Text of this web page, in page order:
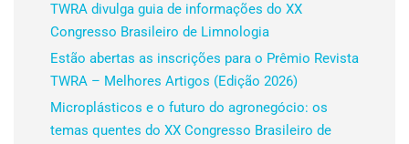
TWRA divulga guia de informações do XX
Congresso Brasileiro de Limnologia
Estão abertas as inscrições para o Prêmio Revista
TWRA – Melhores Artigos (Edição 2026)
Microplásticos e o futuro do agronegócio: os
temas quentes do XX Congresso Brasileiro de